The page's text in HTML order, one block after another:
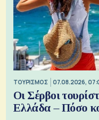
ΤΟΥΡΙΣΜΟΣ 07.08.2026,
Οι Σέρβοι
Ελλάδα – Πόσο